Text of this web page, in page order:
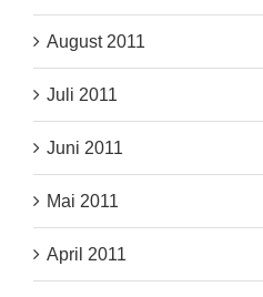
August 2011
Juli 2011
Juni 2011
Mai 2011
April 2011